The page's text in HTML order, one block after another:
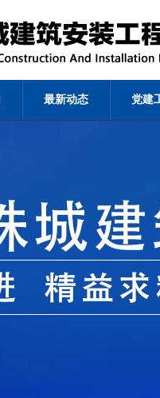
最新动态 党建